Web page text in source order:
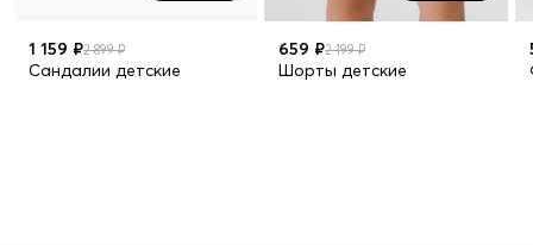
1 159 ₽2 899 ₽
Сандалии детские
659 ₽2 199 ₽
Шорты детские